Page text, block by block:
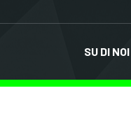
SU DI NOI
SU DI NOI